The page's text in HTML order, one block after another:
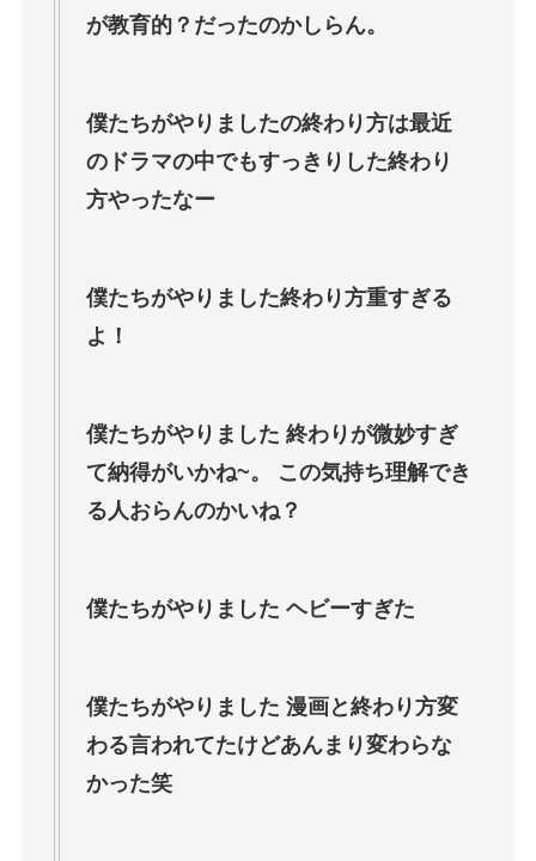
が教育的？だったのかしらん。
僕たちがやりましたの終わり方は最近
のドラマの中でもすっきりした終わり
方やったなー
僕たちがやりました終わり方重すぎる
よ！
僕たちがやりました 終わりが微妙すぎ
て納得がいかね~。 この気持ち理解でき
る人おらんのかいね？
僕たちがやりました ヘビーすぎた
僕たちがやりました 漫画と終わり方変
わる言われてたけどあんまり変わらな
かった笑